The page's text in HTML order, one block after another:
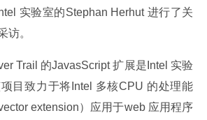
实验室的Stephan Herhut 进行了关
访。
Trail 的JavasScript 扩展是Intel 实验
目致力于将Intel 多核CPU 的处理能
extension）应用于web 应用程序